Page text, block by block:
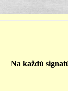
Na každú